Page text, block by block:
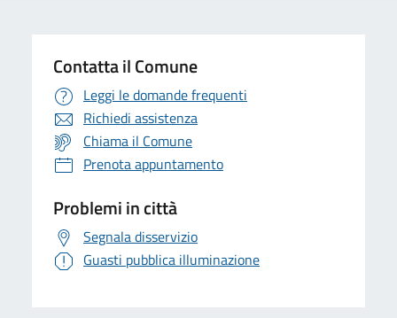
Contatta il Comune
Leggi le domande frequenti
Richiedi assistenza
Chiama il Comune
Prenota appuntamento
Problemi in città
Segnala disservizio
Guasti pubblica illuminazione